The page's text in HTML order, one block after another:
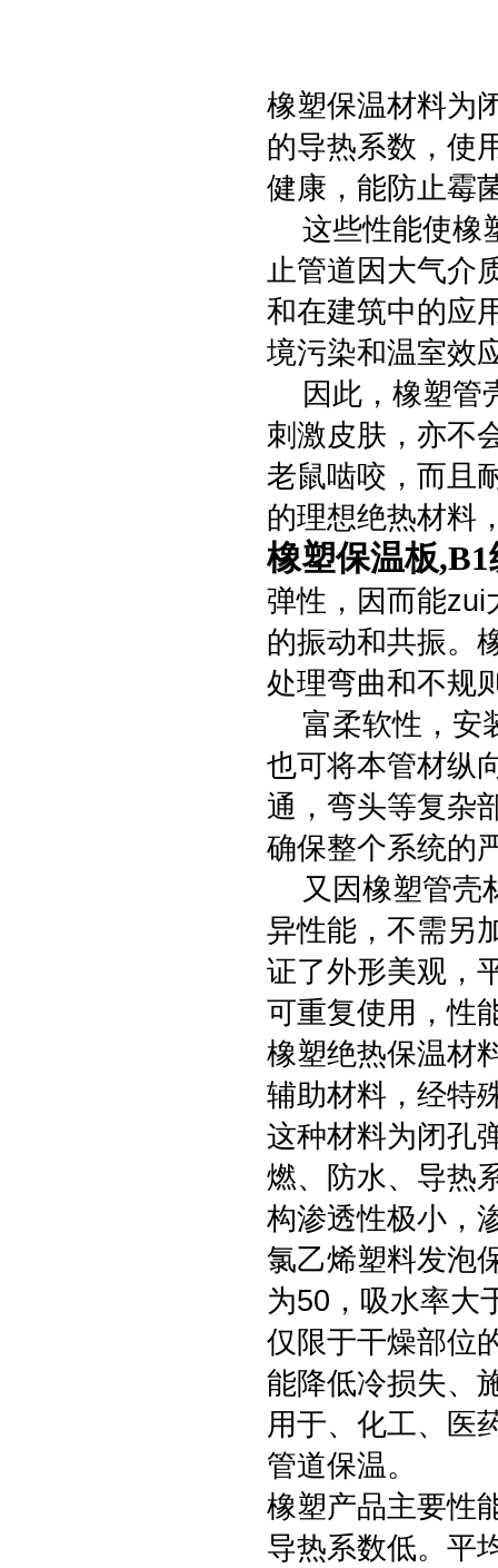
橡塑保温材料为
的导热系数，使
健康，能防止霉
这些性能使橡
止管道因大气介
和在建筑中的应
境污染和温室效
因此，橡塑管
刺激皮肤，亦不
老鼠啮咬，而且
的理想绝热材料
橡塑保温板
弹性，因而能zui
的振动和共振。
处理弯曲和不规
富柔软性，安
也可将本管材纵
通，弯头等复杂
确保整个系统的
又因橡塑管壳
异性能，不需另
证了外形美观，
可重复使用，性
橡塑绝热保温材
辅助材料，经特
这种材料为闭孔
燃、防水、导热
构渗透性极小，
氯乙烯塑料发泡
为50，吸水率大
仅限于干燥部位
能降低冷损失、
用于、化工、医
管道保温。
橡塑产品主要性
导热系数低。平